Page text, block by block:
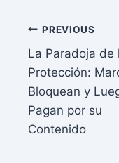
Post
PREVIOUS
La Paradoja de
Protección:
Bloquean y
Pagan por su
Contenido